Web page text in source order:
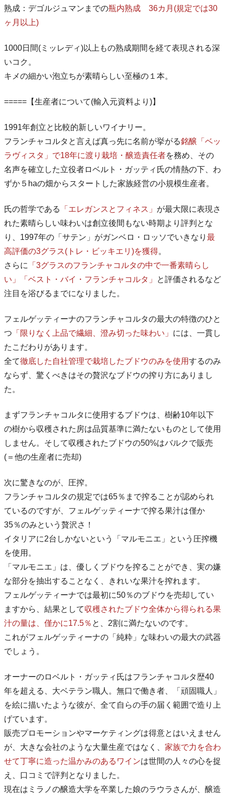
熟成：デゴルジュマンまでの瓶内熟成 36カ月(規定では30
ヶ月以上)
1000日間(ミッレディ)以上もの熟成期間を経て表現される深
いコク。
キメの細かい泡立ちが素晴らしい至極の１本。
=====【生産者について(輸入元資料より)】
1991年創立と比較的新しいワイナリー。
フランチャコルタと言えば真っ先に名前が挙がる銘醸「ベッ
ラヴィスタ」で18年に渡り栽培・醸造責任者を務め、その
名声を確立した立役者ロベルト・ガッティ氏の情熱の下、わ
ずか５haの畑からスタートした家族経営の小規模生産者。
氏の哲学である 「エレガンスとフィネス」 が最大限に表現さ
れた素晴らしい味わいは創立後間もない時期より評判とな
り、1997年の「サテン」がガンベロ・ロッソでいきなり 最
高評価の3グラス(トレ・ビッキエリ)を獲得。
さらに
「3グラスのフランチャコルタの中で一番素晴らし
い」「ベスト・バイ・フランチャコルタ」
と評価されるなど
注目を浴びるまでになりました。
フェルゲッティーナのフランチャコルタの最大の特徴のひと
つ 「限りなく上品で繊細、澄み切った味わい」 には、一貫し
たこだわりがあります。
全て徹底した自社管理で栽培したブドウのみを使用するのみ
ならず、驚くべきはその贅沢なブドウの搾り方にありまし
た。
まずフランチャコルタに使用するブドウは、樹齢10年以下
の樹から収穫された房は品質基準に満たないものとして使用
しません。そして収穫されたブドウの50%はバルクで販売
(＝他の生産者に売却)
次に驚きなのが、圧搾。
フランチャコルタの規定では65％まで搾ることが認められ
ているのですが、フェルゲッティーナで搾る果汁は僅か
35％のみという贅沢さ！
イタリアに2台しかないという「マルモニエ」という圧搾機
を使用。
「マルモニエ」は、優しくブドウを搾ることができ、実の嫌
な部分を抽出することなく、きれいな果汁を搾れます。
フェルゲッティーナでは最初に50％のブドウを売却してい
ますから、結果として収穫されたブドウ全体から得られる果
汁の量は、僅かに17.5％ と、2割に満たないのです。
これがフェルゲッティーナの「純粋」な味わいの最大の武器
でしょう。
オーナーのロベルト・ガッティ氏はフランチャコルタ歴40
年を超える、大ベテラン職人。無口で働き者、「頑固職人」
を絵に描いたような彼が、全て自らの手の届く範囲で造り上
げています。
販売プロモーションやマーケティングは得意とはいえません
が、大きな会社のような大量生産ではなく、 家族で力を合わ
せて丁寧に造った温かみのあるワインは世間の人々の心を捉
え、口コミで評判となりました。
現在はミラノの醸造大学を卒業した娘のラウラさんが、醸造